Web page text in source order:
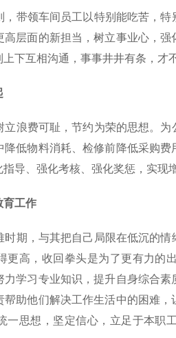
带领车间员工以特别能吃苦，
层面的新担当，树立事业心，
下互相沟通，事事井井有条，才
浪费可耻，节约为荣的思想。
低物料消耗、检修前降低采购
导、强化考核、强化奖惩，实现
工作
期，与其把自己局限在低沉的
更高，收回拳头是为了更有力的
学习专业知识，提升自身综合
帮助他们解决工作生活中的困难
一思想，坚定信心，立足于本职